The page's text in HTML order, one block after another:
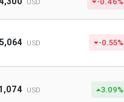
USD
USD -0.55%
USD 3.09%